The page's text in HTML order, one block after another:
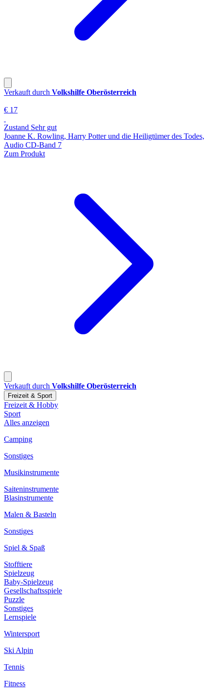
Verkauft durch Volkshilfe Oberösterreich
€ 17
Zustand Sehr gut
Joanne K. Rowling, Harry Potter und die Heiligtümer des Todes,
Audio CD-Band 7
Zum Produkt
Verkauft durch Volkshilfe Oberösterreich
Freizeit & Sport
Freizeit & Hobby
Sport
Alles anzeigen
Camping
Sonstiges
Musikinstrumente
Saiteninstrumente
Blasinstrumente
Malen & Basteln
Sonstiges
Spiel & Spaß
Stofftiere
Spielzeug
Baby-Spielzeug
Gesellschaftsspiele
Puzzle
Sonstiges
Lernspiele
Wintersport
Ski Alpin
Tennis
Fitness